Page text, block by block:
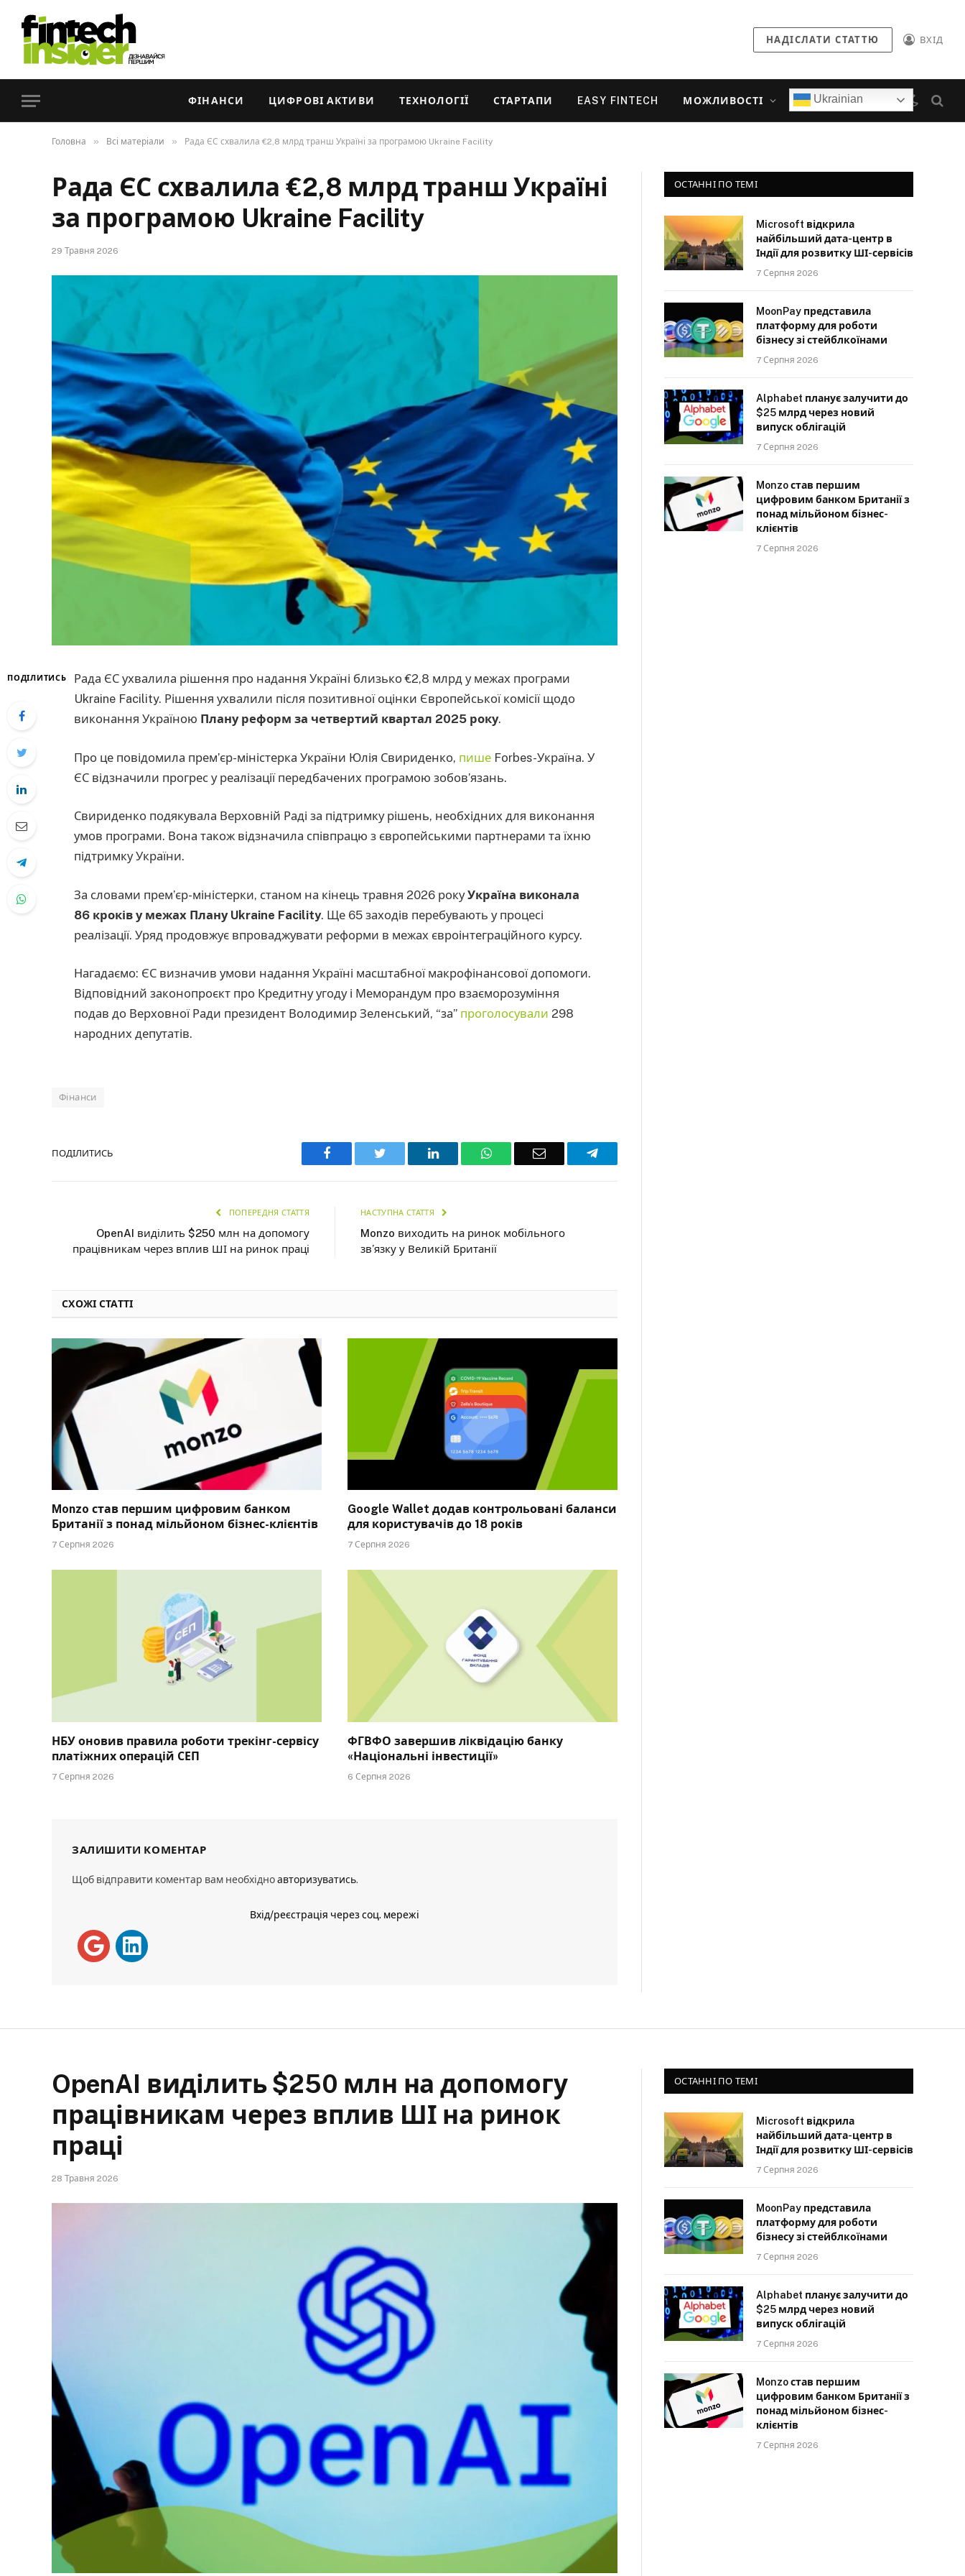
НАДІСЛАТИ СТАТТЮ ВХІД
ФІНАНСИ ЦИФРОВІ АКТИВИ ТЕХНОЛОГІЇ СТАРТАПИ EASY FINTECH МОЖЛИВОСТІ Ukrainian
Головна » Всі матеріали » Рада ЄС схвалила €2,8 млрд транш Україні за програмою Ukraine Facility
Рада ЄС схвалила €2,8 млрд транш Україні
за програмою Ukraine Facility
29 Травня 2026
ПОДІЛИТИСЬ
Рада ЄС ухвалила рішення про надання Україні близько €2,8 млрд у межах програми
Ukraine Facility. Рішення ухвалили після позитивної оцінки Європейської комісії щодо
виконання Україною Плану реформ за четвертий квартал 2025 року.
Про це повідомила прем’єр-міністерка України Юлія Свириденко, пише Forbes-Україна. У
ЄС відзначили прогрес у реалізації передбачених програмою зобов’язань.
Свириденко подякувала Верховній Раді за підтримку рішень, необхідних для виконання
умов програми. Вона також відзначила співпрацю з європейськими партнерами та їхню
підтримку України.
За словами прем’єр-міністерки, станом на кінець травня 2026 рокуУкраїна виконала
86 кроків у межах Плану Ukraine Facility. Ще 65 заходів перебувають у процесі
реалізації. Уряд продовжує впроваджувати реформи в межах євроінтеграційного курсу.
Нагадаємо: ЄС визначив умови надання Україні масштабної макрофінансової допомоги.
Відповідний законопроєкт про Кредитну угоду і Меморандум про взаєморозуміння
подав до Верховної Ради президент Володимир Зеленський, “за” проголосували 298
народних депутатів.
Фінанси
ПОДІЛИТИСЬ Facebook Twitter LinkedIn WhatsAppEmail Telegram
ПОПЕРЕДНЯ СТАТТЯ
OpenAI виділить $250 млн на допомогу
працівникам через вплив ШІ на ринок праці
НАСТУПНА СТАТТЯ
Monzo виходить на ринок мобільного
зв’язку у Великій Британії
СХОЖІ СТАТТІ
Monzo став першим цифровим банком
Британії з понад мільйоном бізнес-клієнтів
7 Серпня 2026
Google Wallet додав контрольовані баланси
для користувачів до 18 років
7 Серпня 2026
НБУ оновив правила роботи трекінг-сервісу
платіжних операцій СЕП
7 Серпня 2026
ФГВФО завершив ліквідацію банку
«Національні інвестиції»
6 Серпня 2026
ЗАЛИШИТИ КОМЕНТАР
Щоб відправити коментар вам необхідноавторизуватись.
Вхід/реєстрація через соц. мережі
ОСТАННІ ПО ТЕМІ
Microsoft відкрила
найбільший дата-центр в
Індії для розвитку ШІ-сервісів
7 Серпня 2026
MoonPay представила
платформу для роботи
бізнесу зі стейблкоїнами
7 Серпня 2026
Alphabet планує залучити до
$25 млрд через новий
випуск облігацій
7 Серпня 2026
Monzo став першим
цифровим банком Британії з
понад мільйоном бізнес-
клієнтів
7 Серпня 2026
OpenAI виділить $250 млн на допомогу
працівникам через вплив ШІ на ринок
праці
28 Травня 2026
ОСТАННІ ПО ТЕМІ
Microsoft відкрила
найбільший дата-центр в
Індії для розвитку ШІ-сервісів
7 Серпня 2026
MoonPay представила
платформу для роботи
бізнесу зі стейблкоїнами
7 Серпня 2026
Alphabet планує залучити до
$25 млрд через новий
випуск облігацій
7 Серпня 2026
Monzo став першим
цифровим банком Британії з
понад мільйоном бізнес-
клієнтів
7 Серпня 2026